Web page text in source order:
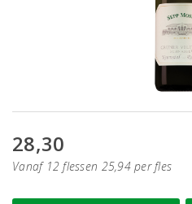
28,30
Vanaf 12 flessen 25,94 per fles